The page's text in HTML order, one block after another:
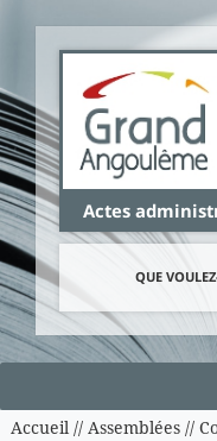
Actes
QUE
Accueil// Assemblées//
Panneau de gestion des